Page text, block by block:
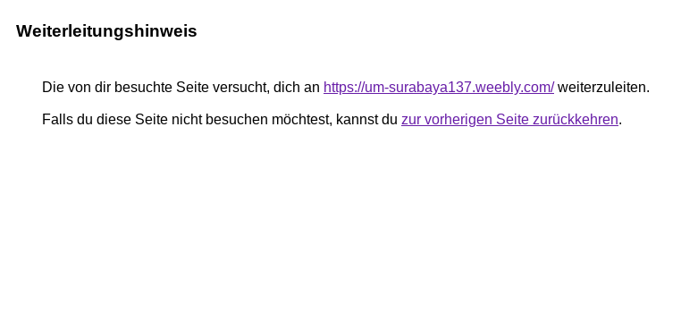
Weiterleitungshinweis
Die von dir besuchte Seite versucht, dich an https://um-surabaya137.weebly.com/weiterzuleiten.
Falls du diese Seite nicht besuchen möchtest, kannst du zur vorherigen Seite zurückkehren.